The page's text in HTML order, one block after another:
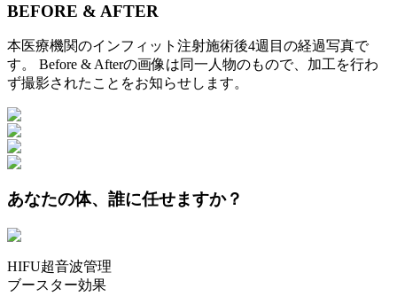
BEFORE & AFTER
本医療機関のインフィット注射施術後4週目の経過写真で
す。 Before & Afterの画像は同一人物のもので、加工を行わ
ず撮影されたことをお知らせします。
あなたの体、誰に任せますか？
HIFU超音波管理
ブースター効果